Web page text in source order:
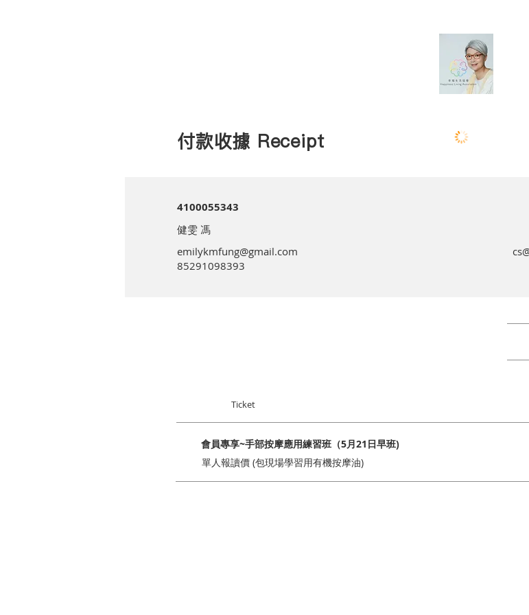
付款收據 Receipt
4100055343
健雯 馮
emilykmfung@gmail.com
85291098393
Ticket
會員專享~手部按摩應用練習班（5月21日早班)
單人報讀價 (包現場學習用有機按摩油)